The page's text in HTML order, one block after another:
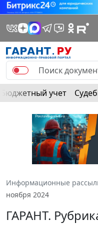
Бюджетный учет
Информационные
ноября 2024
ГАРАНТ.